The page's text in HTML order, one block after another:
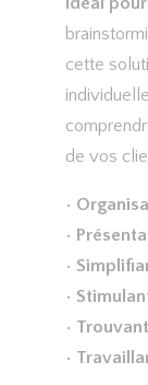
cette
de vos
•
•
•
•
• Trouvant
•